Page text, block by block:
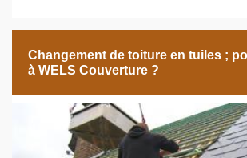
Changement de toiture en tuiles ;
à WELS Couverture ?